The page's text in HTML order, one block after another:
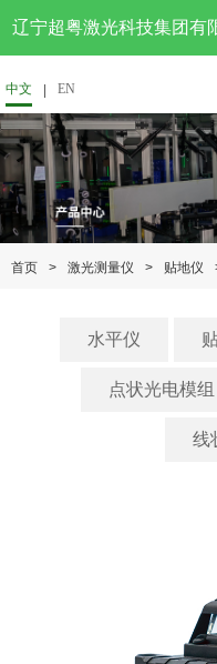
辽宁超粤激光科技集团有
公司简介
企业荣誉
专利技术
中文 EN
首页 > 激光测量仪 > 贴地仪
水平仪
点状光电模组
线